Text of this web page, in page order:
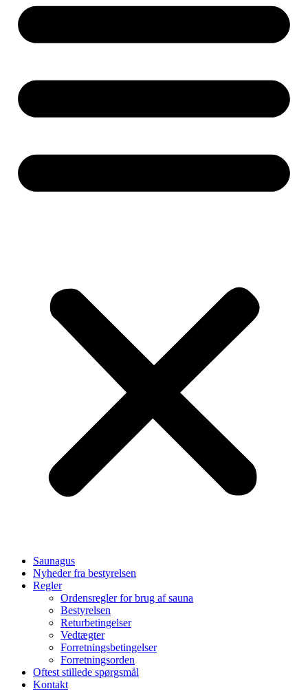
Saunagus
Nyheder fra bestyrelsen
Regler
Ordensregler for brug af sauna
Bestyrelsen
Returbetingelser
Vedtægter
Forretningsbetingelser
Forretningsorden
Oftest stillede spørgsmål
Kontakt